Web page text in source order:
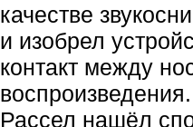
качестве
и изобрел
контакт между
воспроизведения.
Рассел нашёл